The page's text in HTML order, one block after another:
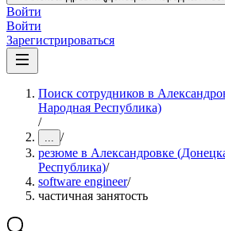
Войти
Войти
Зарегистрироваться
Поиск сотрудников в
Народная Республика)
/
... /
резюме в Александровке
Республика)/
software engineer/
частичная занятость